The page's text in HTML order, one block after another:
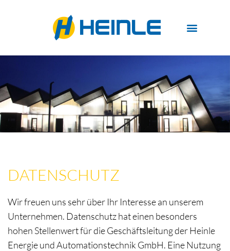
DATENSCHUTZ
Wir freuen uns sehr über Ihr Interesse an unserem
Unternehmen. Datenschutz hat einen besonders
hohen Stellenwert für die Geschäftsleitung der Heinle
Energie und Automationstechnik GmbH. Eine Nutzung